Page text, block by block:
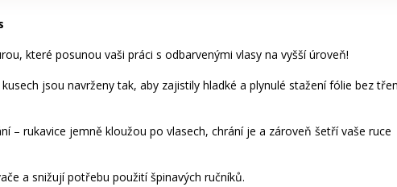
které posunou vaši práci s odbarvenými vlasy na vyšší úroveň!
jsou navrženy tak, aby zajistily hladké a plynulé stažení fólie bez
– rukavice jemně kloužou po vlasech, chrání je a zároveň šetří vaše ruce
a snižují potřebu použití špinavých ručníků.